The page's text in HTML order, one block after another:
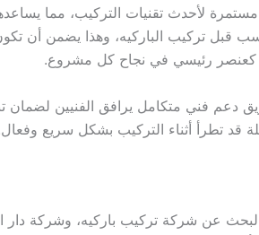
لأحدث تقنيات التركيب، مما
قبل تركيب الباركيه، وهذا يضمن أن
كعنصر رئيسي في نجاح كل مشروع.
دعم فني متكامل يرافق الفنيين
قد تطرأ أثناء التركيب بشكل سريع
عن شركة تركيب باركيه، وشركة دار